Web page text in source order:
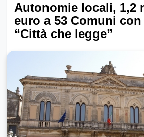
Autonomie locali, 1,2
euro a 53 Comuni
“Città che legge”